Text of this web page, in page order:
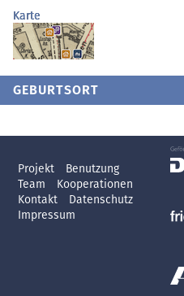
Karte
GEBURTSORT
Projekt
Benutzung
Team
Kooperationen
Kontakt
Datenschutz
Impressum